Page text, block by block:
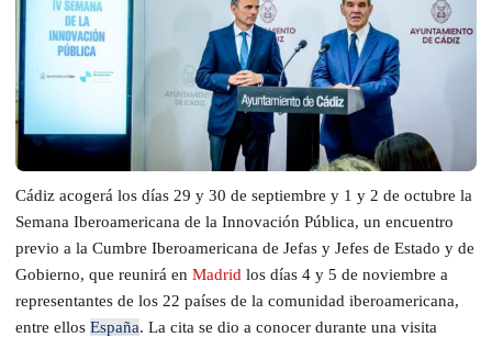
Cádiz acogerá los días 29 y 30 de septiembre y 1 y 2 de octubre la
Semana Iberoamericana de la Innovación Pública, un encuentro
previo a la Cumbre Iberoamericana de Jefas y Jefes de Estado y de
Gobierno, que reunirá en Madrid los días 4 y 5 de noviembre a
representantes de los 22 países de la comunidad iberoamericana,
entre ellos España. La cita se dio a conocer durante una visita